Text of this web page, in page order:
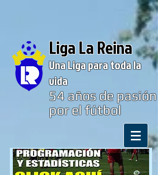
Liga La Reina
Una Liga para toda la
vida
54años de pasión
por el fútbol